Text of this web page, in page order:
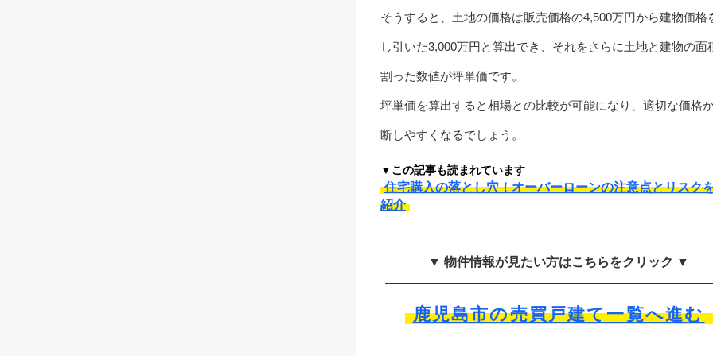
そうすると、土地の価格は販売価格の4,500万円から建物価格
し引いた3,000万円と算出でき、それをさらに土地と建物の面
割った数値が坪単価です。
坪単価を算出すると相場との比較が可能になり、適切な価格
断しやすくなるでしょう。
▼この記事も読まれています
住宅購入の落とし穴！オーバーローンの注意点とリスク
紹介
▼ 物件情報が見たい方はこちらをクリック ▼
鹿児島市の売買戸建て一覧へ進む